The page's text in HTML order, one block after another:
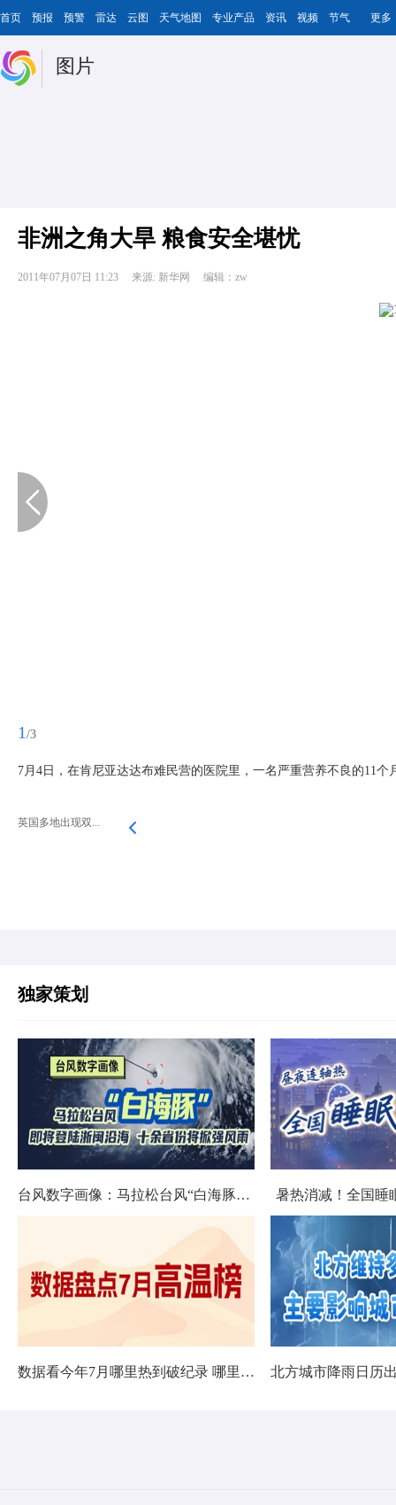
首页 预报 预警 雷达 云图 天气地图 专业产品 资讯 视频 节气 更多
图片
非洲之角大旱 粮食安全堪忧
2011年07月07日 11:23 来源: 新华网 编辑：zw
1 /3
7月4日，在肯尼亚达达布难民营的医院里，一名严重营养不良的11个
英国多地出现双...
独家策划
台风数字画像：马拉松台风“白海豚”将影响十余省份 暑热消减！全国睡
数据看今年7月哪里热到破纪录 哪里暑热连轴转